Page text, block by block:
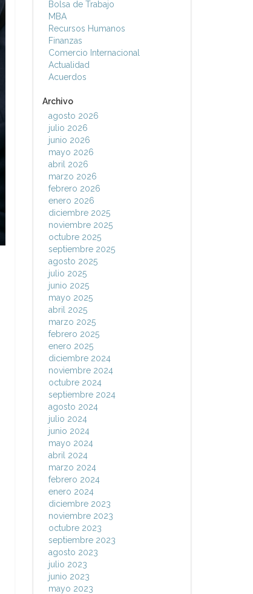
Bolsa de Trabajo
MBA
Recursos Humanos
Finanzas
Comercio Internacional
Actualidad
Acuerdos
Archivo
agosto 2026
julio 2026
junio 2026
mayo 2026
abril 2026
marzo 2026
febrero 2026
enero 2026
diciembre 2025
noviembre 2025
octubre 2025
septiembre 2025
agosto 2025
julio 2025
junio 2025
mayo 2025
abril 2025
marzo 2025
febrero 2025
enero 2025
diciembre 2024
noviembre 2024
octubre 2024
septiembre 2024
agosto 2024
julio 2024
junio 2024
mayo 2024
abril 2024
marzo 2024
febrero 2024
enero 2024
diciembre 2023
noviembre 2023
octubre 2023
septiembre 2023
agosto 2023
julio 2023
junio 2023
mayo 2023